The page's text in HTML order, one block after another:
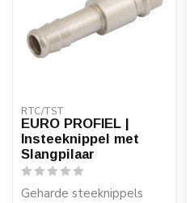
RTC/TST
EURO PROFIEL |
Insteeknippel met
Slangpilaar
Geharde steeknippels